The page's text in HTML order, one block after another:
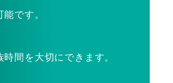
です。
間を大切にできます。